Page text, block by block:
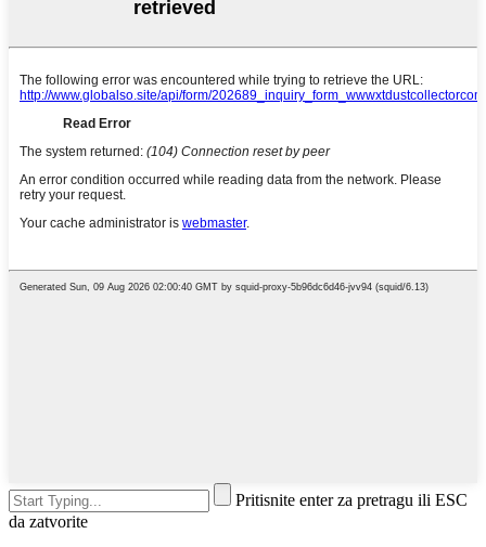
Pritisnite enter za pretragu ili ESC
da zatvorite